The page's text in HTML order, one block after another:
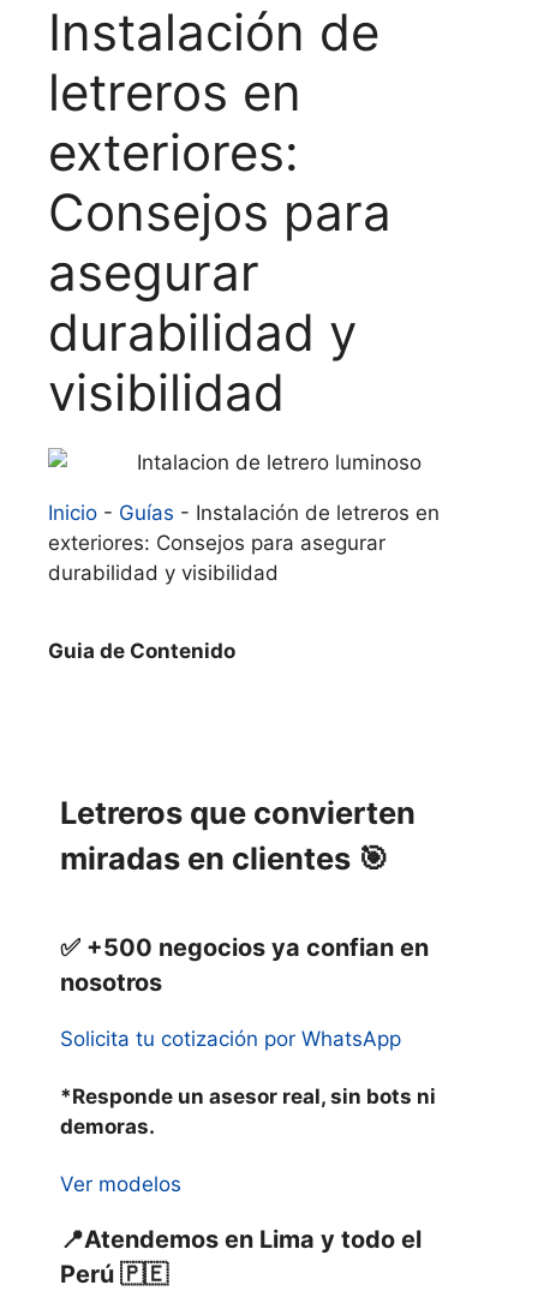
Instalación de
letreros en
exteriores:
Consejos para
asegurar
durabilidad y
visibilidad
Inicio - Guías - Instalación de letreros en
exteriores: Consejos para asegurar
durabilidad y visibilidad
Guia de Contenido
Letreros que convierten
miradas en clientes 🎯
✅ +500 negocios ya confian en
nosotros
Solicita tu cotización por WhatsApp
*Responde un asesor real, sin bots ni
demoras.
Ver modelos
📍Atendemos en Lima y todo el
Perú 🇵🇪